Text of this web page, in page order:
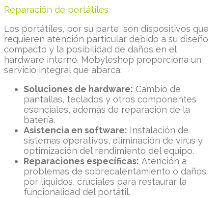
Reparación de portátiles
Los portátiles, por su parte, son dispositivos que
requieren atención particular debido a su diseño
compacto y la posibilidad de daños en el
hardware interno. Mobyleshop proporciona un
servicio integral que abarca:
Soluciones de hardware: Cambio de
pantallas, teclados y otros componentes
esenciales, además de reparación de la
batería.
Asistencia en software: Instalación de
sistemas operativos, eliminación de virus y
optimización del rendimiento del equipo.
Reparaciones específicas: Atención a
problemas de sobrecalentamiento o daños
por líquidos, cruciales para restaurar la
funcionalidad del portátil.